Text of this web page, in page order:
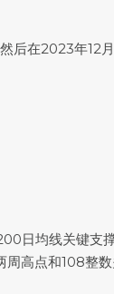
后在2023年12
日均线关键支
高点和108整